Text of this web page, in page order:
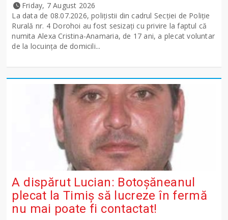
Friday, 7 August 2026
La data de 08.07.2026, polițistii din cadrul Secției de Poliție
Rurală nr. 4 Dorohoi au fost sesizați cu privire la faptul că
numita Alexa Cristina-Anamaria, de 17 ani, a plecat voluntar
de la locuința de domicili...
A dispărut Lucian: Botoșăneanul
plecat la Timiș să lucreze în fermă
nu mai poate fi contactat!